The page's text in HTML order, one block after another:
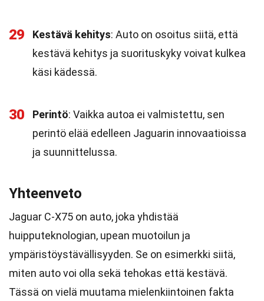
29 Kestävä kehitys: Auto on osoitus siitä, että
kestävä kehitys ja suorituskyky voivat kulkea
käsi kädessä.
30 Perintö: Vaikka autoa ei valmistettu, sen
perintö elää edelleen Jaguarin innovaatioissa
ja suunnittelussa.
Yhteenveto
Jaguar C-X75 on auto, joka yhdistää
huipputeknologian, upean muotoilun ja
ympäristöystävällisyyden. Se on esimerkki siitä,
miten auto voi olla sekä tehokas että kestävä.
Tässä on vielä muutama mielenkiintoinen fakta